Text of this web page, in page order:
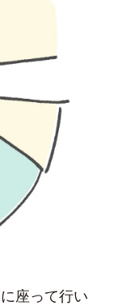
座って行い